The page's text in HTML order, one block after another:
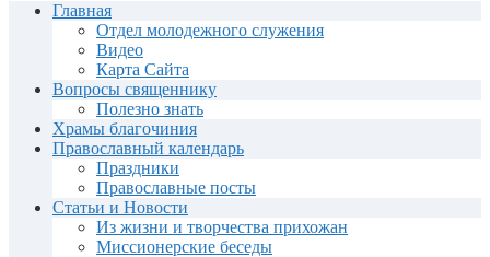
Главная
Отдел молодежного служения
Видео
Карта Сайта
Вопросы священнику
Полезно знать
Храмы благочиния
Православный календарь
Праздники
Православные посты
Статьи и Новости
Из жизни и творчества прихожан
Миссионерские беседы